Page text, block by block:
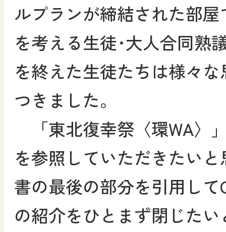
ルプランが締結された部屋
を考える生徒･大人合同熟
を終えた生徒たちは様々
つきました。
「東北復幸祭〈環WA〉
を参照していただきたい
書の最後の部分を引用して
の紹介をひとまず閉じた